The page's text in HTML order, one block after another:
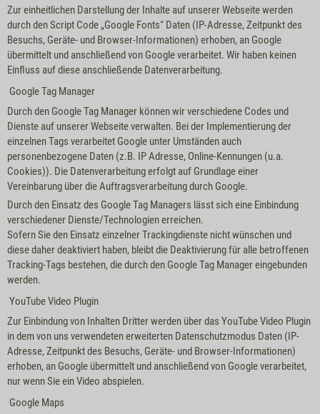
Zur einheitlichen Darstellung der Inhalte auf unserer Webseite werden
durch den Script Code „Google Fonts“ Daten (IP-Adresse, Zeitpunkt des
Besuchs, Geräte- und Browser-Informationen) erhoben, an Google
übermittelt und anschließend von Google verarbeitet. Wir haben keinen
Einfluss auf diese anschließende Datenverarbeitung.
Google Tag Manager
Durch den Google Tag Manager können wir verschiedene Codes und
Dienste auf unserer Webseite verwalten. Bei der Implementierung der
einzelnen Tags verarbeitet Google unter Umständen auch
personenbezogene Daten (z.B. IP Adresse, Online-Kennungen (u.a.
Cookies)). Die Datenverarbeitung erfolgt auf Grundlage einer
Vereinbarung über die Auftragsverarbeitung durch Google.
Durch den Einsatz des Google Tag Managers lässt sich eine Einbindung
verschiedener Dienste/Technologien erreichen.
Sofern Sie den Einsatz einzelner Trackingdienste nicht wünschen und
diese daher deaktiviert haben, bleibt die Deaktivierung für alle betroffenen
Tracking-Tags bestehen, die durch den Google Tag Manager eingebunden
werden.
YouTube Video Plugin
Zur Einbindung von Inhalten Dritter werden über das YouTube Video Plugin
in dem von uns verwendeten erweiterten Datenschutzmodus Daten (IP-
Adresse, Zeitpunkt des Besuchs, Geräte- und Browser-Informationen)
erhoben, an Google übermittelt und anschließend von Google verarbeitet,
nur wenn Sie ein Video abspielen.
Google Maps